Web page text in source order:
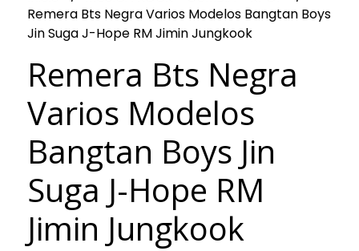
Remera Bts Negra Varios Modelos Bangtan Boys
Jin Suga J-Hope RM Jimin Jungkook
Remera Bts Negra
Varios Modelos
Bangtan Boys Jin
Suga J-Hope RM
Jimin Jungkook